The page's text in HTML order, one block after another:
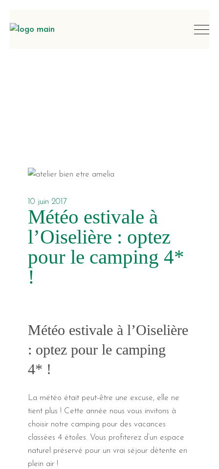
10 juin 2017
Météo estivale à
l’Oiselière : optez
pour le camping 4*
!
Météo estivale à l’Oiselière
: optez pour le camping
4* !
La météo était peut-être une excuse, elle ne
tient plus ! Cette année nous vous invitons à
choisir notre camping pour des vacances
classées 4 étoiles. Vous profiterez d’un espace
naturel préservé pour un vrai séjour détente en
plein air !